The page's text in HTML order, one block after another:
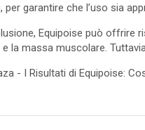
per garantire che l’uso sia
Equipoise può offrire
la massa muscolare.